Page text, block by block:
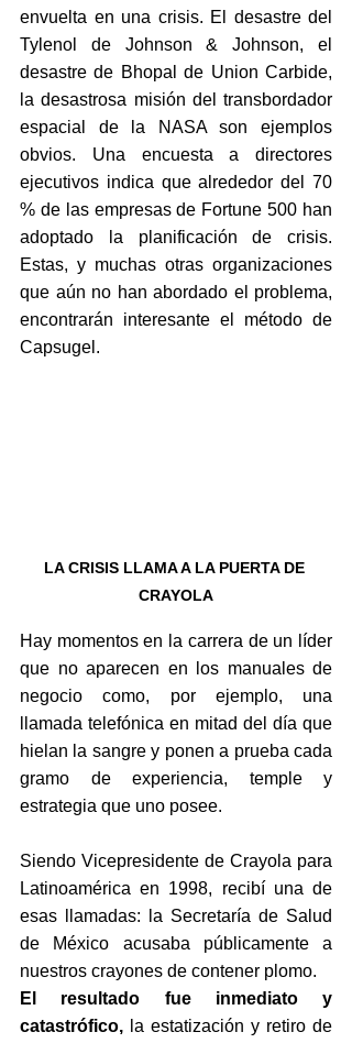
envuelta en una crisis. El desastre del
Tylenol de Johnson & Johnson, el
desastre de Bhopal de Union Carbide,
la desastrosa misión del transbordador
espacial de la NASA son ejemplos
obvios. Una encuesta a directores
ejecutivos indica que alrededor del 70
% de las empresas de Fortune 500 han
adoptado la planificación de crisis.
Estas, y muchas otras organizaciones
que aún no han abordado el problema,
encontrarán interesante el método de
Capsugel.
LA CRISIS LLAMA A LA PUERTA DE
CRAYOLA
Hay momentos en la carrera de un líder
que no aparecen en los manuales de
negocio como, por ejemplo, una
llamada telefónica en mitad del día que
hielan la sangre y ponen a prueba cada
gramo de experiencia, temple y
estrategia que uno posee.
Siendo Vicepresidente de Crayola para
Latinoamérica en 1998, recibí una de
esas llamadas: la Secretaría de Salud
de México acusaba públicamente a
nuestros crayones de contener plomo.
El resultado fue inmediato y
catastrófico, la estatización y retiro de